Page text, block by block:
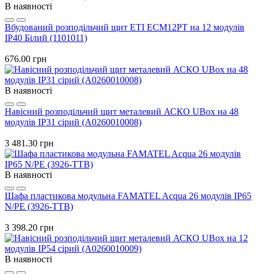
В наявності
Вбудований розподільчий щит ETI ECM12PT на 12 модулів
IP40 Білий (1101011)
676.00 грн
В наявності
Навісний розподільчий щит металевий АСКО UBox на 48
модулів IP31 сірий (A0260010008)
3 481.30 грн
В наявності
Шафа пластикова модульна FAMATEL Acqua 26 модулів IP65
N/PE (3926-TTB)
3 398.20 грн
В наявності